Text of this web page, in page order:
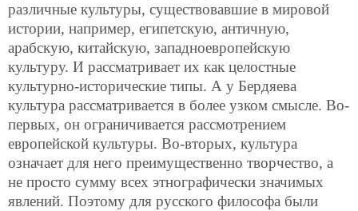
различные культуры, существовавшие в мировой
истории, например, египетскую, античную,
арабскую, китайскую, западноевропейскую
культуру. И рассматривает их как целостные
культурно-исторические типы. А у Бердяева
культура рассматривается в более узком смысле. Во-
первых, он ограничивается рассмотрением
европейской культуры. Во-вторых, культура
означает для него преимущественно творчество, а
не просто сумму всех этнографически значимых
явлений. Поэтому для русского философа были